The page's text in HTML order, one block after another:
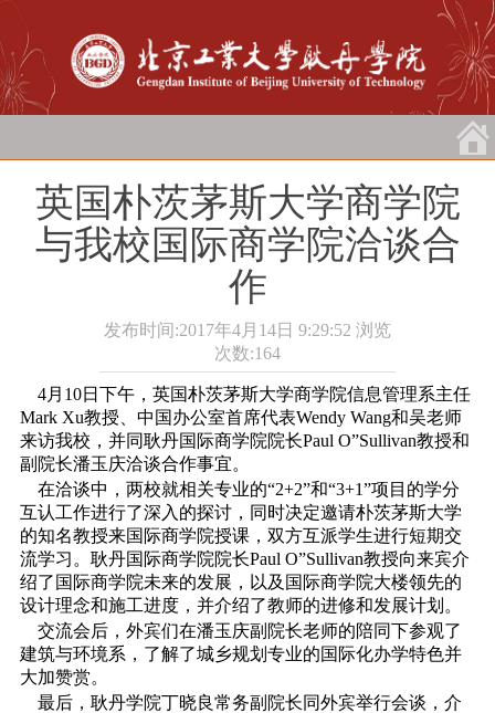
英国朴茨茅斯大学商学院
与我校国际商学院洽谈合
作
发布时间:2017年4月14日 9:29:52 浏览
次数:164
4月10日下午，英国朴茨茅斯大学商学院信息管理系主任
Mark Xu教授、中国办公室首席代表Wendy Wang和吴老师
来访我校，并同耿丹国际商学院院长Paul O”Sullivan教授和
副院长潘玉庆洽谈合作事宜。
在洽谈中，两校就相关专业的“2+2”和“3+1”项目的学分
互认工作进行了深入的探讨，同时决定邀请朴茨茅斯大学
的知名教授来国际商学院授课，双方互派学生进行短期交
流学习。耿丹国际商学院院长Paul O”Sullivan教授向来宾介
绍了国际商学院未来的发展，以及国际商学院大楼领先的
设计理念和施工进度，并介绍了教师的进修和发展计划。
交流会后，外宾们在潘玉庆副院长老师的陪同下参观了
建筑与环境系，了解了城乡规划专业的国际化办学特色并
大加赞赏。
最后，耿丹学院丁晓良常务副院长同外宾举行会谈，介